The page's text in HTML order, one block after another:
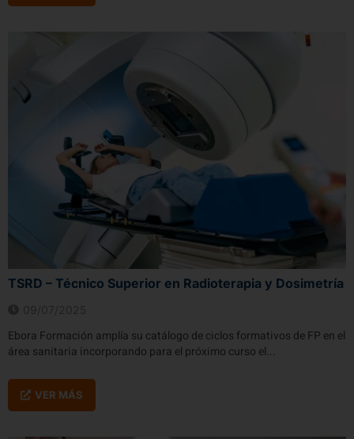
TSRD – Técnico Superior en Radioterapia y Dosimetría
Ebora Formación amplía su catálogo de ciclos formativos de FP en el
área sanitaria incorporando para el próximo curso el...
VER MÁS